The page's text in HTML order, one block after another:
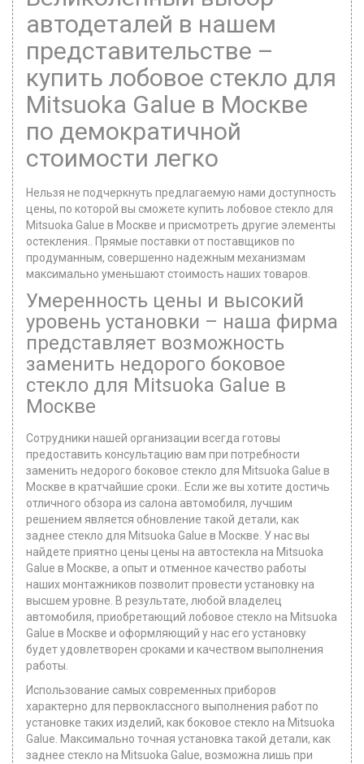
автодеталей в нашем
представительстве –
купить лобовое стекло для
Mitsuoka Galue в Москве
по демократичной
стоимости легко
Нельзя не подчеркнуть предлагаемую нами доступность
цены, по которой вы сможете купить лобовое стекло для
Mitsuoka Galue в Москве и присмотреть другие элементы
остекления.. Прямые поставки от поставщиков по
продуманным, совершенно надежным механизмам
максимально уменьшают стоимость наших товаров.
Умеренность цены и высокий
уровень установки – наша фирма
представляет возможность
заменить недорого боковое
стекло для Mitsuoka Galue в
Москве
Сотрудники нашей организации всегда готовы
предоставить консультацию вам при потребности
заменить недорого боковое стекло для Mitsuoka Galue в
Москве в кратчайшие сроки.. Если же вы хотите достичь
отличного обзора из салона автомобиля, лучшим
решением является обновление такой детали, как
заднее стекло для Mitsuoka Galue в Москве. У нас вы
найдете приятно цены цены на автостекла на Mitsuoka
Galue в Москве, а опыт и отменное качество работы
наших монтажников позволит провести установку на
высшем уровне. В результате, любой владелец
автомобиля, приобретающий лобовое стекло на Mitsuoka
Galue в Москве и оформляющий у нас его установку
будет удовлетворен сроками и качеством выполнения
работы.
Использование самых современных приборов
характерно для первоклассного выполнения работ по
установке таких изделий, как боковое стекло на Mitsuoka
Galue. Максимально точная установка такой детали, как
заднее стекло на Mitsuoka Galue, возможна лишь при